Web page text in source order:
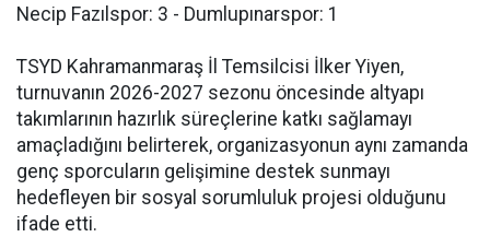
Necip Fazılspor: 3 - Dumlupınarspor: 1
TSYD Kahramanmaraş İl Temsilcisi İlker Yiyen,
turnuvanın 2026-2027 sezonu öncesinde altyapı
takımlarının hazırlık süreçlerine katkı sağlamayı
amaçladığını belirterek, organizasyonun aynı zamanda
genç sporcuların gelişimine destek sunmayı
hedefleyen bir sosyal sorumluluk projesi olduğunu
ifade etti.